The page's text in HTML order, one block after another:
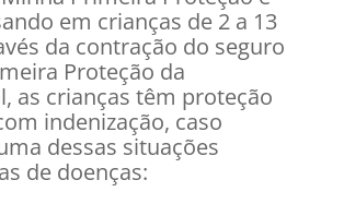
em crianças de 2 a 13
da contração do seguro
Proteção da
as crianças têm proteção
indenização, caso
dessas situações
de doenças: